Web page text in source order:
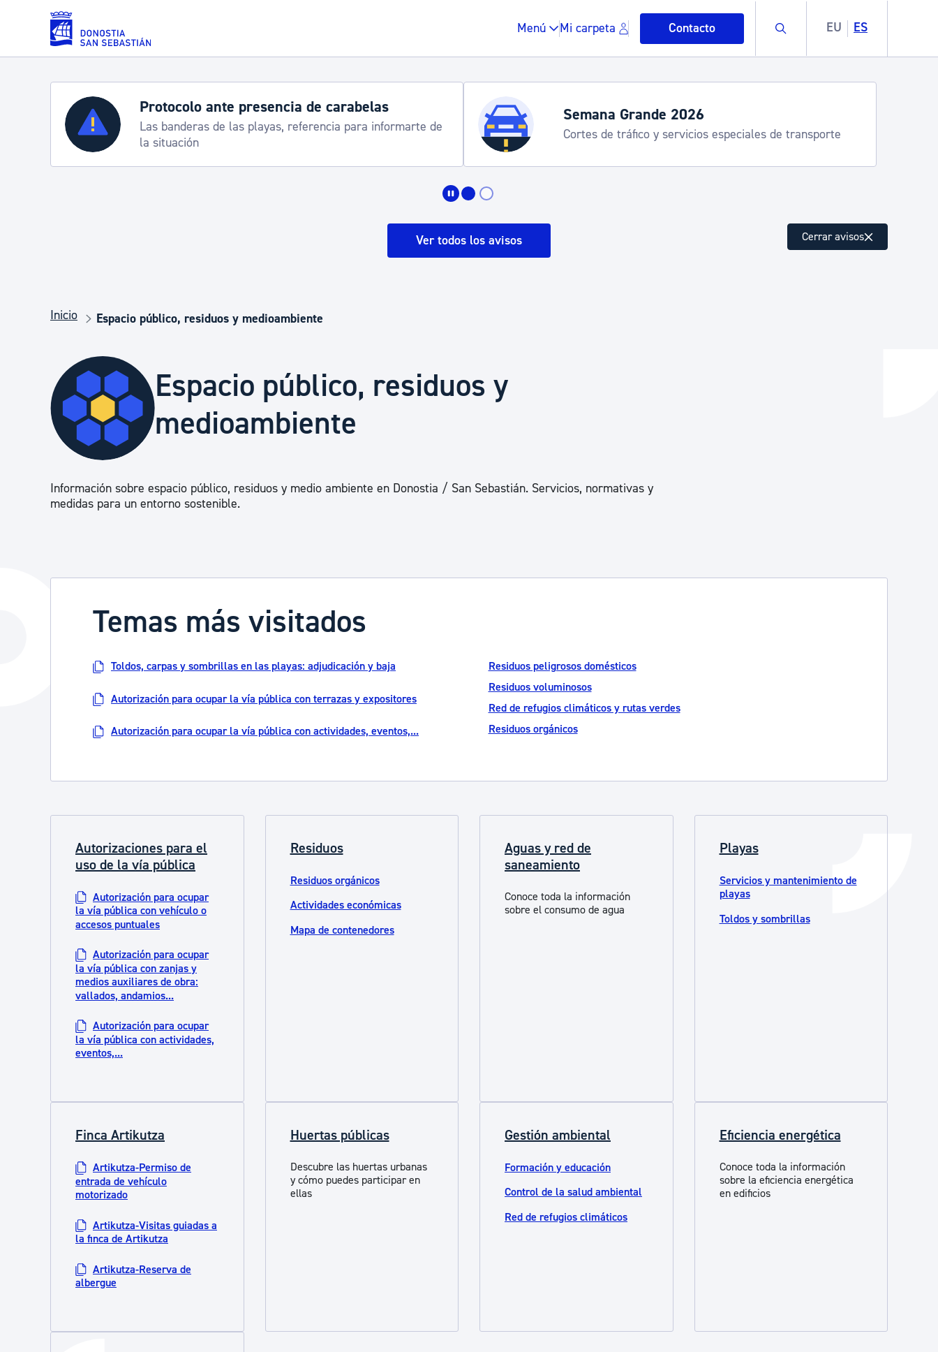
Saltar al contenido principal
Menú Mi carpeta Contacto Buscar EU ES
Servicios
Padrón y asuntos personales
Espacio público, residuos y medioambiente
Seguridad ciudadana y emergencias
Salud Pública, animales y consumo
Infancia y juventud
La ciudad ahora
Descubre la ciudad
Noticias
Avisos
Tablón de anuncios oficiales
Calendario fiscal
Semana Grande 2026: programa
8-15 agosto
Horarios y servicios de verano
Udalinfo, Donostia Kirola, Donostia Kultura, San Telmo,
Urgull, Hondalea, Turismo
Ver todos los avisos Cerrar avisos
Inicio Espacio público, residuos y medioambiente
Espacio público, residuos y
medioambiente
Información sobre espacio público, residuos y medio ambiente en Donostia / San Sebastián. Servicios, normativas y
medidas para un entorno sostenible.
Temas más visitados
Toldos, carpas y sombrillas en las playas: adjudicación y baja
Autorización para ocupar la vía pública con terrazas y expositores
Autorización para ocupar la vía pública con actividades, eventos,...
Residuos peligrosos domésticos
Residuos voluminosos
Red de refugios climáticos y rutas verdes
Residuos orgánicos
Autorizaciones para el
uso de la vía pública
Autorización para ocupar
la vía pública con vehículo o
accesos puntuales
Autorización para ocupar
la vía pública con zanjas y
medios auxiliares de obra:
vallados, andamios...
Autorización para ocupar
la vía pública con actividades,
eventos,...
Residuos
Residuos orgánicos
Actividades económicas
Mapa de contenedores
Aguas y red de
saneamiento
Conoce toda la información
sobre el consumo de agua
Playas
Servicios y mantenimiento de
playas
Toldos y sombrillas
Finca Artikutza
Artikutza-Permiso de
entrada de vehículo
motorizado
Artikutza-Visitas guiadas a
la finca de Artikutza
Artikutza-Reserva de
albergue
Huertas públicas
Descubre las huertas urbanas
y cómo puedes participar en
ellas
Gestión ambiental
Formación y educación
Control de la salud ambiental
Red de refugios climáticos
Eficiencia energética
Conoce toda la información
sobre la eficiencia energética
en edificios